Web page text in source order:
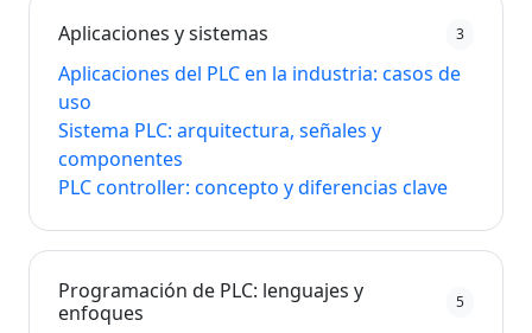
Aplicaciones y sistemas 3
Aplicaciones del PLC en la industria: casos de
uso
Sistema PLC: arquitectura, señales y
componentes
PLC controller: concepto y diferencias clave
Programación de PLC: lenguajes y
enfoques
5